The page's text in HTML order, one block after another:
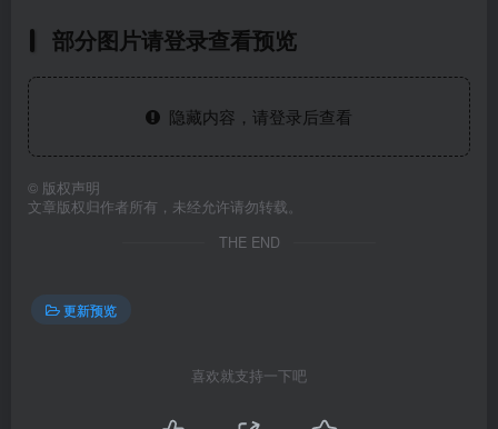
部分图片请登录查看预览
隐藏内容，请登录后查看
© 版权声明
文章版权归作者所有，未经允许请勿转载。
THE END
更新预览
喜欢就支持一下吧